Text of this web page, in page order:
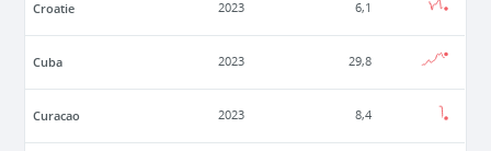
Croatie 2023 6,1
Cuba 2023 29,8
Curacao 2023 8,4